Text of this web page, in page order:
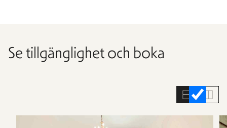
Se tillgänglighet och boka